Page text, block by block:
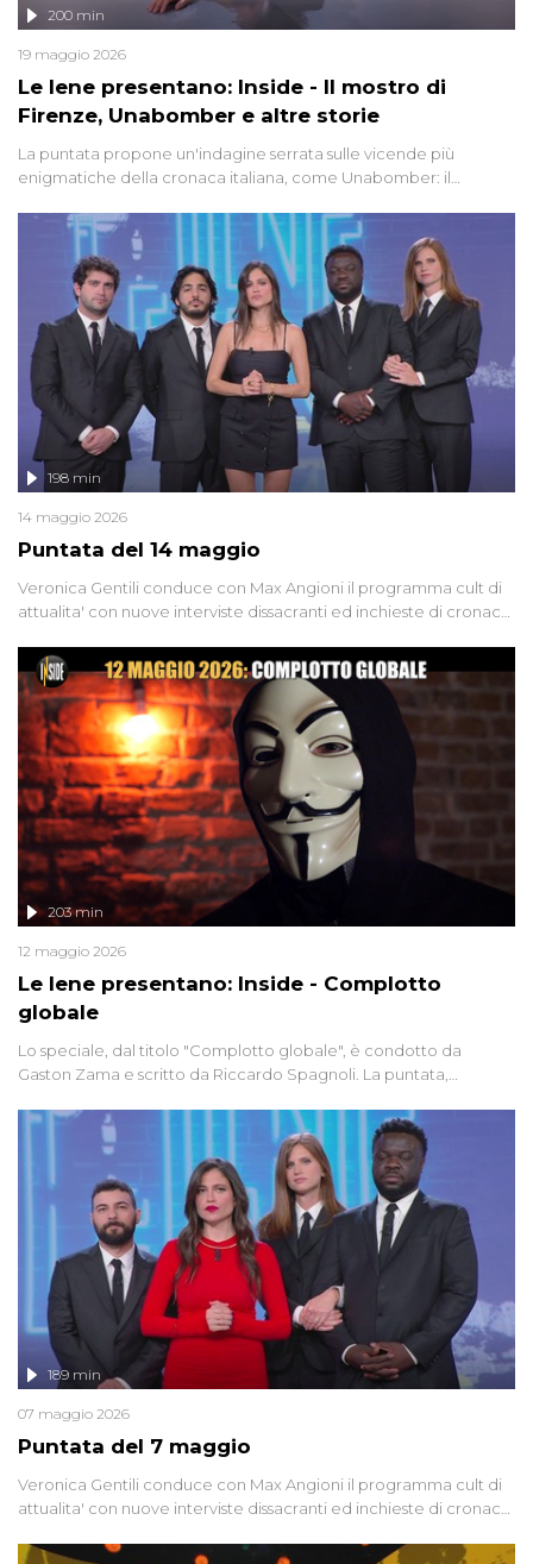
Le Iene presentano: Inside - Il mostro di
Firenze, Unabomber e altre storie
200 min
19 maggio 2026
La puntata propone un'indagine serrata sulle vicende più
enigmatiche della cronaca italiana, come Unabomber: il
'90 e il 2000 che, inquietantemente, potrebbe essere ancora in
libertà. Lo speciale affronta inoltre le zone d'ombra sul Mostro di
Firenze, le cui responsabilità appaiono ancora oggi avvolte in un
groviglio di dubbi mai chiariti. Nel corso dello speciale anche
l'intervista inedita a Olindo Romano, realizzata ne...
Puntata del 14 maggio
198 min
14 maggio 2026
Veronica Gentili conduce con Max Angioni il programma cult di
attualita' con nuove interviste dissacranti ed inchieste di cronaca
Le Iene presentano: Inside - Complotto
globale
203 min
12 maggio 2026
Lo speciale, dal titolo "Complotto globale", è condotto da
Gaston Zama e scritto da Riccardo Spagnoli. La puntata,
racconta l'universo delle narrazioni alternative, dei sospetti
globali e del complottismo che negli ultimi anni hanno invaso
social network, talk show, piazze digitali e immaginario collettivo.
Puntata del 7 maggio
189 min
07 maggio 2026
Veronica Gentili conduce con Max Angioni il programma cult di
attualita' con nuove interviste dissacranti ed inchieste di cronaca